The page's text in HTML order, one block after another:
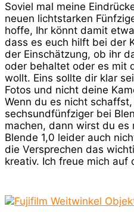
Soviel mal meine
neuen lichtstarken
hoffe, Ihr könnt damit
dass es euch hilft bei der
der Einschätzung, ob ihr
oder behaltet oder es mit
wollt. Eins sollte dir klar
Fotos und nicht deine
Wenn du es nicht
sechsundfünfziger bei
machen, dann wirst du es
Blende 1,0 leider auch
die Versprechen das
kreativ. Ich freue mich auf